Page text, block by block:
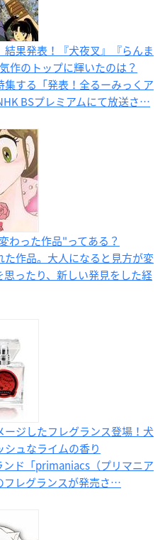
結果発表！『犬夜叉』『らんま
作のトップに輝いたのは？
する「発表！全るーみっくア
BSプレミアムにて放送さ…
わった作品"ってある？
作品。大人になると見方が変
ったり、新しい発見をした経
ジしたフレグランス登場！犬
ュなライムの香り
ド「primaniacs（プリマニア
フレグランスが発売さ…